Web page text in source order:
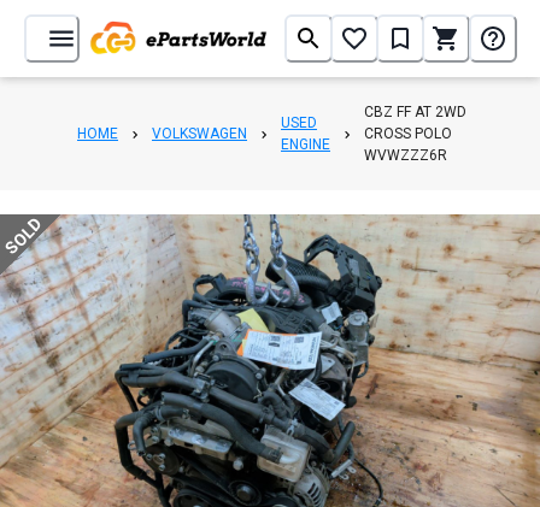
HOME VOLKSWAGEN
USED
ENGINE
CBZ FF AT 2WD
CROSS POLO
WVWZZZ6R
1/30
SOLD